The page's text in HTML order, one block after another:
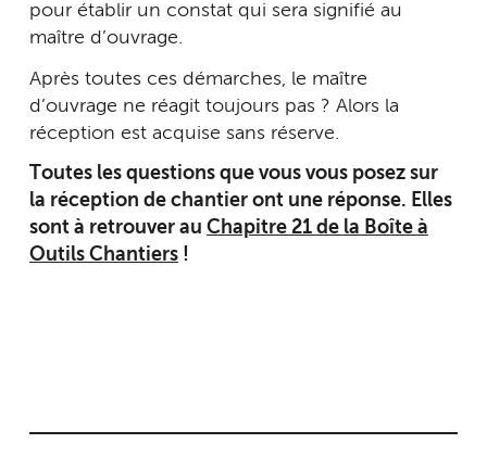
pour établir un constat qui sera signifié au
maître d’ouvrage.
Après toutes ces démarches, le maître
d’ouvrage ne réagit toujours pas ? Alors la
réception est acquise sans réserve.
Toutes les questions que vous vous posez sur
la réception de chantier ont une réponse. Elles
sont à retrouver au Chapitre 21 de la Boîte à
Outils Chantiers !